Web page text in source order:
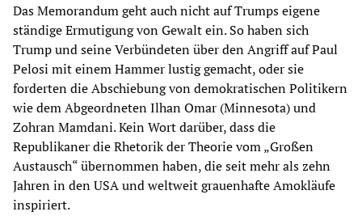
Das Memorandum geht auch nicht auf Trumps eigene
ständige Ermutigung von Gewalt ein. So haben sich
Trump und seine Verbündeten über den Angriff auf Paul
Pelosi mit einem Hammer lustig gemacht, oder sie
forderten die Abschiebung von demokratischen Politikern
wie dem Abgeordneten Ilhan Omar (Minnesota) und
Zohran Mamdani. Kein Wort darüber, dass die
Republikaner die Rhetorik der Theorie vom „Großen
Austausch“ übernommen haben, die seit mehr als zehn
Jahren in den USA und weltweit grauenhafte Amokläufe
inspiriert.